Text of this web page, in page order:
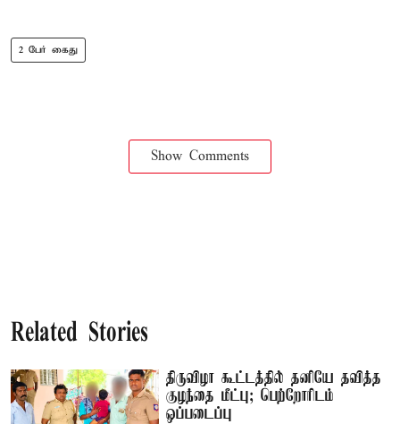
2 பேர் கைது
Show Comments
Related Stories
திருவிழா கூட்டத்தில் தனியே தவித்த
குழந்தை மீட்பு; பெற்றோரிடம்
ஒப்படைப்பு